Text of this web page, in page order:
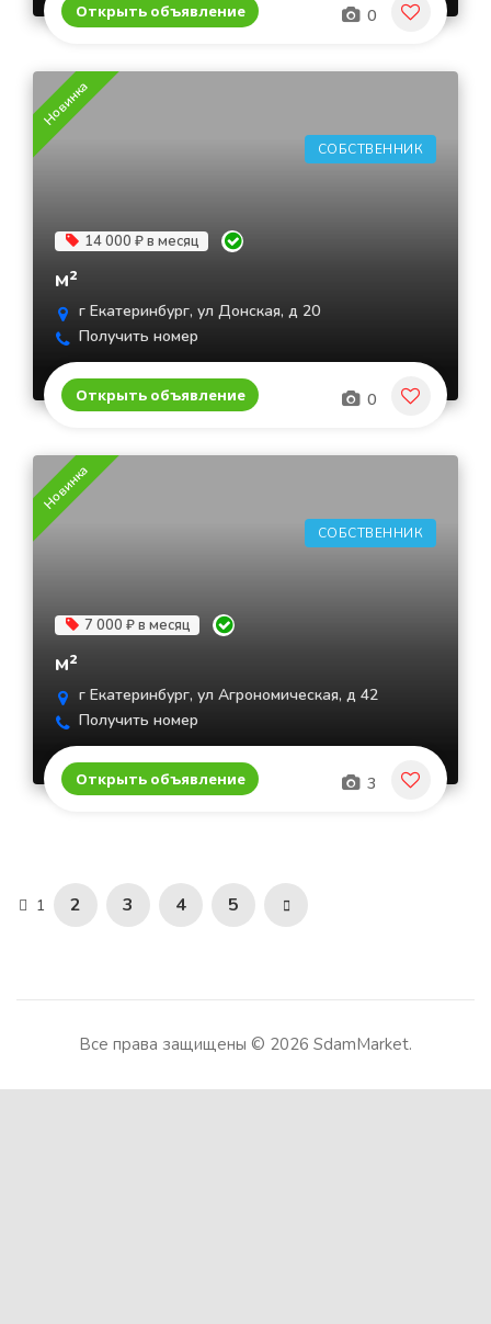
Открыть объявление 0
СОБСТВЕННИК
Новинка
14 000 ₽ в месяц
м²
г Екатеринбург, ул Донская, д 20
Получить номер
Открыть объявление 0
СОБСТВЕННИК
Новинка
7 000 ₽ в месяц
м²
г Екатеринбург, ул Агрономическая, д 42
Получить номер
Открыть объявление 3
1 2 3 4 5
Все права защищены © 2026 SdamMarket.